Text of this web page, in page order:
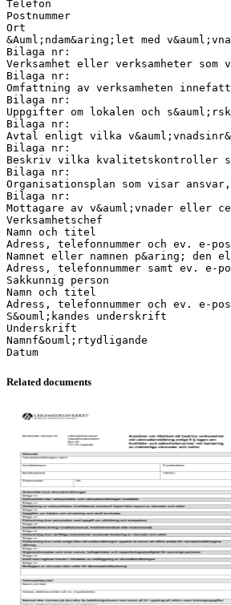
Telefon
Postnummer
Ort
&Auml;ndam&aring;let med
Bilaga nr:
Verksamhet eller verksamheter
Bilaga nr:
Omfattning av verksamheten
Bilaga nr:
Uppgifter om lokalen och
Bilaga nr:
Avtal enligt vilka
Bilaga nr:
Beskriv vilka kvalitetskontroller
Bilaga nr:
Organisationsplan som visar
Bilaga nr:
Mottagare av v&auml;vnader eller
Verksamhetschef
Namn och titel
Adress, telefonnummer och ev. e-
Namnet eller namnen p&aring;
Adress, telefonnummer samt ev. e-
Sakkunnig person
Namn och titel
Adress, telefonnummer och ev. e-
S&ouml;kandes underskrift
Underskrift
Namnf&ouml;rtydligande
Related documents